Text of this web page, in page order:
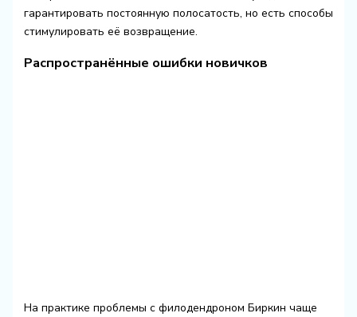
гарантировать постоянную полосатость, но есть способы
стимулировать её возвращение.
Распространённые ошибки новичков
На практике проблемы с филодендроном Биркин чаще